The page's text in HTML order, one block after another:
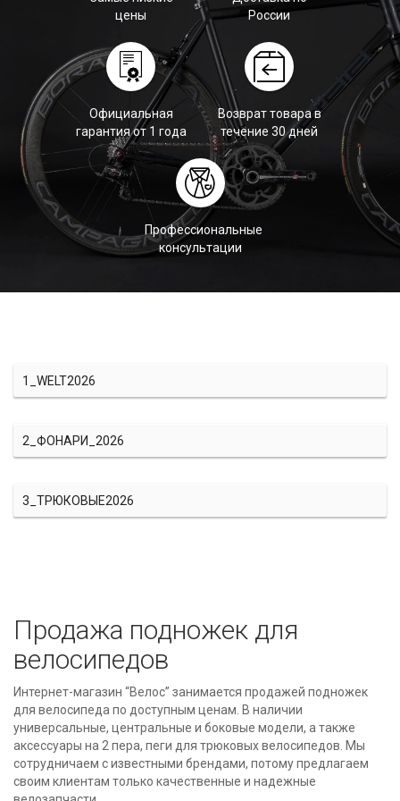
цены
России
Официальная
гарантия от 1 года
Возврат товара в
течение 30 дней
Профессиональные
консультации
1_WELT2026
2_ФОНАРИ_2026
3_ТРЮКОВЫЕ2026
Продажа подножек для
велосипедов
Интернет-магазин “Велос” занимается продажей подножек
для велосипеда по доступным ценам. В наличии
универсальные, центральные и боковые модели, а также
аксессуары на 2 пера, пеги для трюковых велосипедов. Мы
сотрудничаем с известными брендами, потому предлагаем
своим клиентам только качественные и надежные